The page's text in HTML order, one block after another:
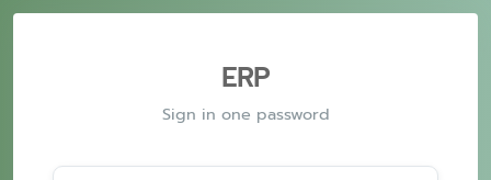
ERP
Sign in one password